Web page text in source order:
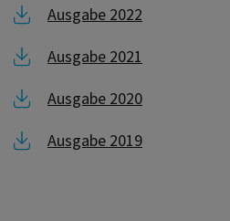
Link zu Ausgabe 2022
Ausgabe 2022
Link zu Ausgabe 2021
Ausgabe 2021
Link zu Ausgabe 2020
Ausgabe 2020
Link zu Ausgabe 2019
Ausgabe 2019